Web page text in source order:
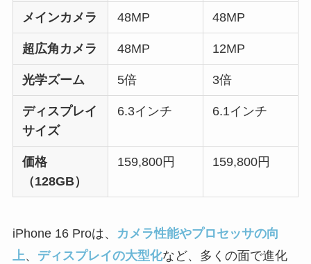
メインカメラ 48MP 48MP
超広角カメラ 48MP 12MP
光学ズーム 5倍 3倍
ディスプレイ
サイズ
6.3インチ 6.1インチ
価格
（128GB）
159,800円 159,800円
iPhone 16 Proは、
カメラ性能やプロセッサの向
上、 ディスプレイの大型化など、多くの面で進化